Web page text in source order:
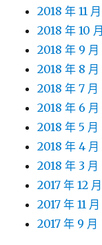
2018 年 11 月
2018 年 10 月
2018 年 9 月
2018 年 8 月
2018 年 7 月
2018 年 6 月
2018 年 5 月
2018 年 4 月
2018 年 3 月
2017 年 12 月
2017 年 11 月
2017 年 9 月